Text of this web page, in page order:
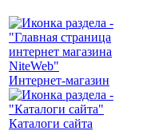
Интернет-магазин
Каталоги сайта